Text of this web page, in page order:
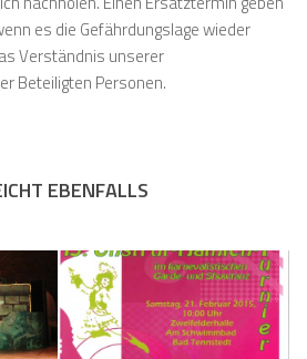
es die Gefährdungslage wieder
Verständnis unserer
Beteiligten Personen.
EBENFALLS